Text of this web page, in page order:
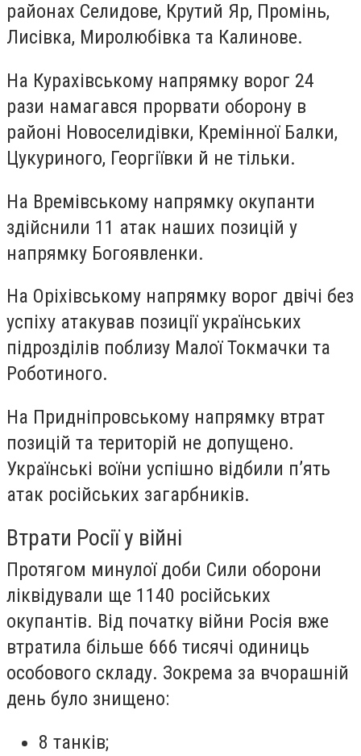
районах Селидове, Крутий Яр, Промінь,
Лисівка, Миролюбівка та Калинове.
На Курахівському напрямку ворог 24
рази намагався прорвати оборону в
районі Новоселидівки, Кремінної Балки,
Цукуриного, Георгіївки й не тільки.
На Времівському напрямку окупанти
здійснили 11 атак наших позицій у
напрямку Богоявленки.
На Оріхівському напрямку ворог двічі без
успіху атакував позиції українських
підрозділів поблизу Малої Токмачки та
Роботиного.
На Придніпровському напрямку втрат
позицій та територій не допущено.
Українські воїни успішно відбили п’ять
атак російських загарбників.
Втрати Росії у війні
Протягом минулої доби Сили оборони
ліквідували ще 1140 російських
окупантів. Від початку війни Росія вже
втратила більше 666 тисячі одиниць
особового складу. Зокрема за вчорашній
день було знищено:
8 танків;